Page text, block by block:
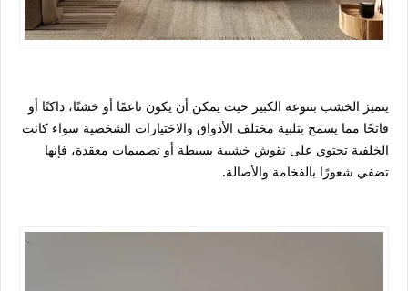
يتميز الخشب بتنوعه الكبير حيث يمكن أن يكون ناعمًا أو خشنًا، داكنًا أو
فاتحًا مما يسمح بتلبية مختلف الأذواق والاختيارات الشخصية سواء كانت
الخلفية تحتوي على نقوش خشبية بسيطة أو تصميمات معقدة، فإنها
تضفي شعورًا بالفخامة والأصالة.